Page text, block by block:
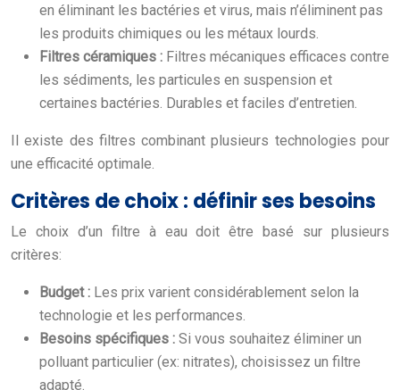
en éliminant les bactéries et virus, mais n’éliminent pas
les produits chimiques ou les métaux lourds.
Filtres céramiques : Filtres mécaniques efficaces contre
les sédiments, les particules en suspension et
certaines bactéries. Durables et faciles d’entretien.
Il existe des filtres combinant plusieurs technologies pour
une efficacité optimale.
Critères de choix : définir ses besoins
Le choix d’un filtre à eau doit être basé sur plusieurs
critères:
Budget : Les prix varient considérablement selon la
technologie et les performances.
Besoins spécifiques : Si vous souhaitez éliminer un
polluant particulier (ex: nitrates), choisissez un filtre
adapté.